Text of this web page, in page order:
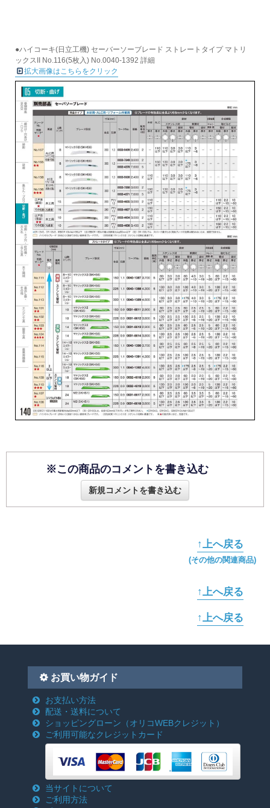
●ハイコーキ(日立工機) セーバーソーブレード ストレートタイプ マトリ
ックスII No.116(5枚入) No.0040-1392 詳細
拡大画像はこちらをクリック
※この商品のコメントを書き込む
新規コメントを書き込む
↑上へ戻る
(その他の関連商品)
↑上へ戻る
↑上へ戻る
お買い物ガイド
お支払い方法
配送・送料について
ショッピングローン （オリコWEBクレジット）
ご利用可能なクレジットカード
当サイトについて
ご利用方法